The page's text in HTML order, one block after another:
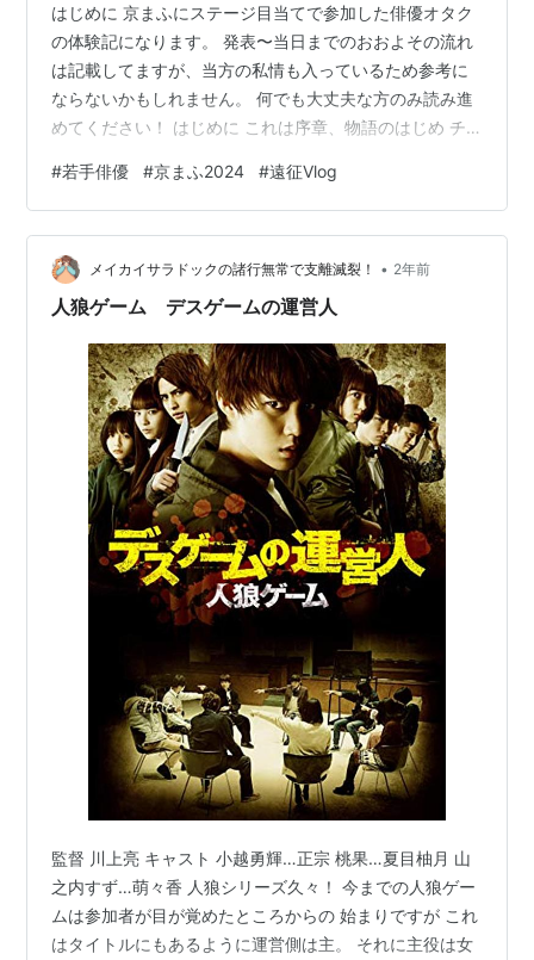
はじめに 京まふにステージ目当てで参加した俳優オタク
の体験記になります。 発表〜当日までのおおよその流れ
は記載してますが、当方の私情も入っているため参考に
ならないかもしれません。 何でも大丈夫な方のみ読み進
めてください！ はじめに これは序章、物語のはじめ チ
ステージ感想 正直、ここは読まなくていい おまけ 読ん
でくれているみなさん、こんにちは。 自分は数年前まで
声優さんを応援しておりました。 しかし色々あって俳優
さんにハマり、ほとんどアニメを観ない生活に。 正直、
今はドラマとか舞台の方が観てる本数が全然多い。 そん
#若手俳優 #京まふ2024 #遠征Vlog
メイカイサラドックの諸行無常で支離滅裂！ • 2年前
人狼ゲーム デスゲームの運営人
監督 川上亮 キャスト 小越勇輝…正宗 桃果…夏目柚月 山
之内すず…萌々香 人狼シリーズ久々！ 今までの人狼ゲー
ムは参加者が目が覚めたところからの 始まりですが これ
はタイトルにもあるように運営側は主。 それに主役は女